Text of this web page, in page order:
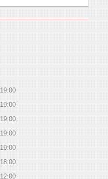
19:00
19:00
19:00
19:00
19:00
18:00
12:00